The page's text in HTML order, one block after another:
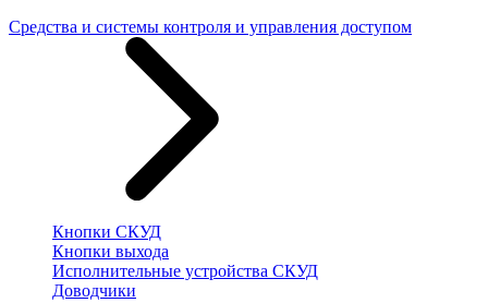
Средства и системы контроля и управления доступом
Кнопки СКУД
Кнопки выхода
Исполнительные устройства СКУД
Доводчики